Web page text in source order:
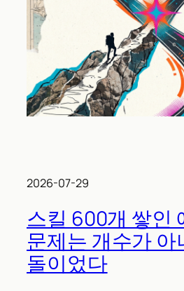
2026-07-29
스킬 600개 쌓인
문제는 개수가 아
돌이었다